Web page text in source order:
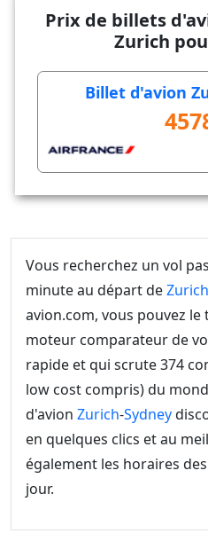
Prix de billets
Zurich
Billet d'avion
Vous recherchez un vol
minute au départ deZurich
avion.com, vous pouvez
moteur comparateur de
rapide et qui scrute 374
low cost compris) du
d'avion Zurich-Sydney
en quelques clics et au
également les horaires
jour.